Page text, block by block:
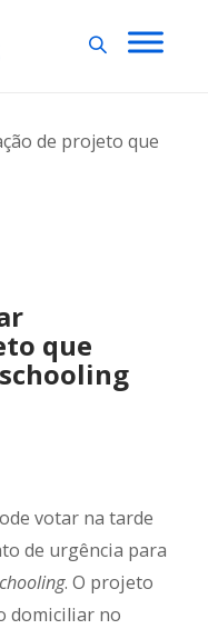
que
votar na tarde
de urgência para
. O projeto
domiciliar no